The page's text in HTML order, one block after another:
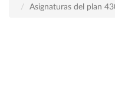
Asignaturas del plan